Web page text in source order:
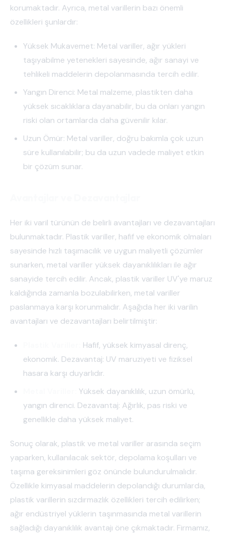
korumaktadır. Ayrıca, metal varillerin bazı önemli
özellikleri şunlardır:
Yüksek Mukavemet: Metal variller, ağır yükleri
taşıyabilme yetenekleri sayesinde, ağır sanayi ve
tehlikeli maddelerin depolanmasında tercih edilir.
Yangın Direnci: Metal malzeme, plastikten daha
yüksek sıcaklıklara dayanabilir, bu da onları yangın
riski olan ortamlarda daha güvenilir kılar.
Uzun Ömür: Metal variller, doğru bakımla çok uzun
süre kullanılabilir; bu da uzun vadede maliyet etkin
bir çözüm sunar.
Her iki varil türünün de belirli avantajları ve dezavantajları
bulunmaktadır. Plastik variller, hafif ve ekonomik olmaları
sayesinde hızlı taşımacılık ve uygun maliyetli çözümler
sunarken, metal variller yüksek dayanıklılıkları ile ağır
sanayide tercih edilir. Ancak, plastik variller UV'ye maruz
kaldığında zamanla bozulabilirken, metal variller
paslanmaya karşı korunmalıdır. Aşağıda her iki varilin
avantajları ve dezavantajları belirtilmiştir:
Hafif, yüksek kimyasal direnç,
ekonomik. Dezavantaj: UV maruziyeti ve fiziksel
hasara karşı duyarlıdır.
Yüksek dayanıklılık, uzun ömürlü,
yangın direnci. Dezavantaj: Ağırlık, pas riski ve
genellikle daha yüksek maliyet.
Sonuç olarak, plastik ve metal variller arasında seçim
yaparken, kullanılacak sektör, depolama koşulları ve
taşıma gereksinimleri göz önünde bulundurulmalıdır.
Özellikle kimyasal maddelerin depolandığı durumlarda,
plastik varillerin sızdırmazlık özellikleri tercih edilirken;
ağır endüstriyel yüklerin taşınmasında metal varillerin
sağladığı dayanıklılık avantajı öne çıkmaktadır. Firmamız,